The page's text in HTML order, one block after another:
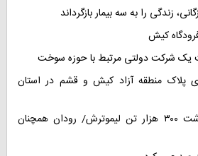
زندگی را به سه بیمار بازگرداند
کیش
یک شرکت دولتی مرتبط با حوزه سوخت
پلاک منطقه آزاد کیش و قشم در استان
هرمزگان در تکاپوی برداشت ۳۰۰ هزار تن لیموترش/ رودان همچنان